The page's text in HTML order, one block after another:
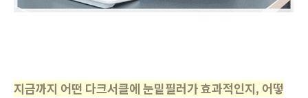
지금까지 어떤 다크서클에 눈밑필러가 효과적인지, 어떻